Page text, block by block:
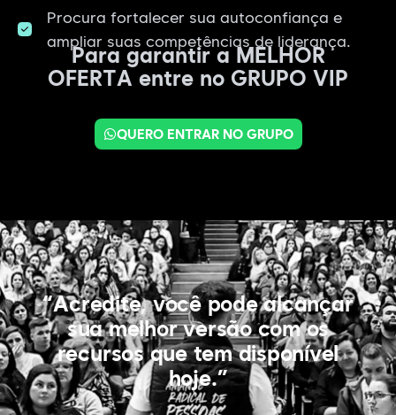
Procura fortalecer sua autoconfiança e
ampliar suas competências de liderança.
Para garantir a MELHOR
OFERTA entre no GRUPO VIP
QUERO ENTRAR NO GRUPO
“Acredite, você pode alcançar
sua melhor versão com os
recursos que tem disponível
hoje.”